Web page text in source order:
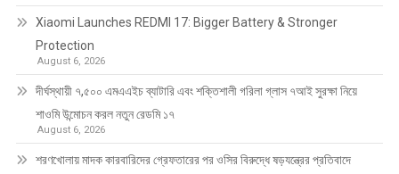
Xiaomi Launches REDMI 17: Bigger Battery & Stronger
Protection
August 6, 2026
দীর্ঘস্থায়ী ৭,৫০০ এমএএইচ ব্যাটারি এবং শক্তিশালী গরিলা গ্লাস ৭আই সুরক্ষা নিয়ে
শাওমি উন্মোচন করল নতুন রেডমি ১৭
August 6, 2026
শরণখোলায় মাদক কারবারিদের গ্রেফতারের পর ওসির বিরুদ্ধে ষড়যন্ত্রের প্রতিবাদে